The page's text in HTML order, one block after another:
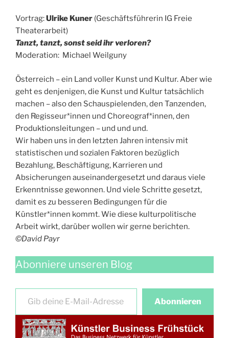
Vortrag:Ulrike Kuner (Geschäftsführerin IG Freie
Theaterarbeit)
Tanzt, tanzt, sonst seid ihr verloren?
Moderation: Michael Weilguny
Österreich – ein Land voller Kunst und Kultur. Aber wie
geht es denjenigen, die Kunst und Kultur tatsächlich
machen – also den Schauspielenden, den Tanzenden,
den Regisseur*innen und Choreograf*innen, den
Produktionsleitungen – und und und.
Wir haben uns in den letzten Jahren intensiv mit
statistischen und sozialen Faktoren bezüglich
Bezahlung, Beschäftigung, Karrieren und
Absicherungen auseinandergesetzt und daraus viele
Erkenntnisse gewonnen. Und viele Schritte gesetzt,
damit es zu besseren Bedingungen für die
Künstler*innen kommt. Wie diese kulturpolitische
Arbeit wirkt, darüber wollen wir gerne berichten.
©David Payr
Abonniere unseren Blog
Gib deine E-Mail-Adresse ein …
Abonnieren